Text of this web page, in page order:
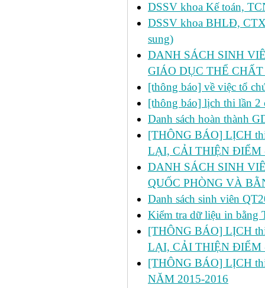
DSSV khoa Kế toán,
DSSV khoa BHLĐ,
sung)
DANH SÁCH SINH
GIÁO DỤC THỂ
[thông báo] về việc tổ
[thông báo] lịch thi lần 2
Danh sách hoàn thành
[THÔNG BÁO] LỊCH thi
LẠI, CẢI THIỆN ĐIỂM
DANH SÁCH SINH
QUỐC PHÒNG VÀ
Danh sách sinh viên
Kiểm tra dữ liệu in
[THÔNG BÁO] LỊCH thi
LẠI, CẢI THIỆN ĐIỂM
[THÔNG BÁO] LỊCH
NĂM 2015-2016